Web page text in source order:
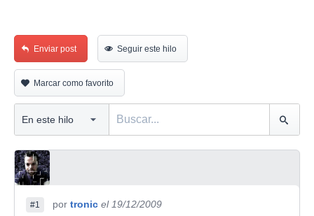
Enviar post Seguir este hilo
Marcar como favorito
#1 por tronic el 19/12/2009